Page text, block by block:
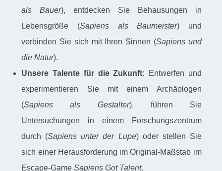
als Bauer), entdecken Sie Behausungen in
Lebensgröße (Sapiens als Baumeister) und
verbinden Sie sich mit Ihren Sinnen (Sapiens und
die Natur).
Unsere Talente für die Zukunft: Entwerfen und
experimentieren Sie mit einem Archäologen
(Sapiens als Gestalter), führen Sie
Untersuchungen in einem Forschungszentrum
durch (Sapiens unter der Lupe) oder stellen Sie
sich einer Herausforderung im Original-Maßstab im
Escape-GameSapiens Got Talent.